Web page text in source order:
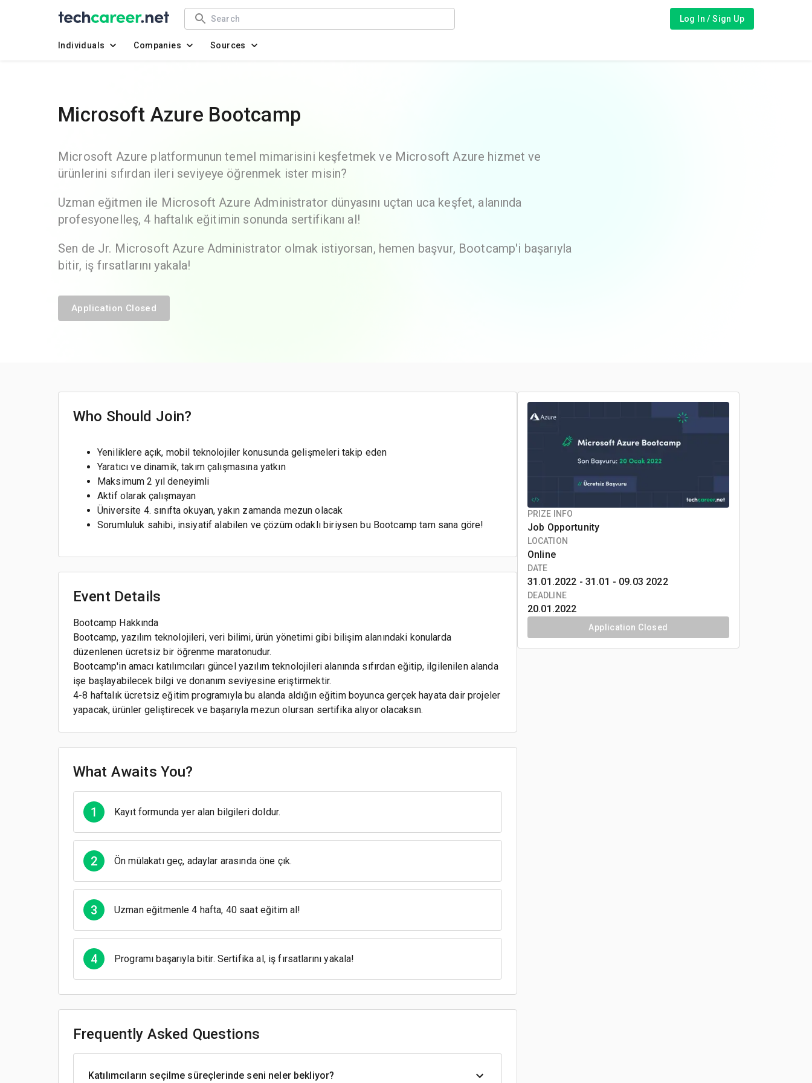
Log In / Sign Up
Individuals Companies Sources
Microsoft Azure Bootcamp
Microsoft Azure platformunun temel mimarisini keşfetmek ve Microsoft Azure hizmet ve
ürünlerini sıfırdan ileri seviyeye öğrenmek ister misin?
Uzman eğitmen ile Microsoft Azure Administrator dünyasını uçtan uca keşfet, alanında
profesyonelleş, 4 haftalık eğitimin sonunda sertifikanı al!
Sen de Jr. Microsoft Azure Administrator olmak istiyorsan, hemen başvur, Bootcamp'i başarıyla
bitir, iş fırsatlarını yakala!
Application Closed
Who Should Join?
Yeniliklere açık, mobil teknolojiler konusunda gelişmeleri takip eden
Yaratıcı ve dinamik, takım çalışmasına yatkın
Maksimum 2 yıl deneyimli
Aktif olarak çalışmayan
Üniversite 4. sınıfta okuyan, yakın zamanda mezun olacak
Sorumluluk sahibi, insiyatif alabilen ve çözüm odaklı biriysen bu Bootcamp tam sana göre!
Event Details
Bootcamp Hakkında
Bootcamp, yazılım teknolojileri, veri bilimi, ürün yönetimi gibi bilişim alanındaki konularda
düzenlenen ücretsiz bir öğrenme maratonudur.
Bootcamp'in amacı katılımcıları güncel yazılım teknolojileri alanında sıfırdan eğitip, ilgilenilen alanda
işe başlayabilecek bilgi ve donanım seviyesine eriştirmektir.
4-8 haftalık ücretsiz eğitim programıyla bu alanda aldığın eğitim boyunca gerçek hayata dair projeler
yapacak, ürünler geliştirecek ve başarıyla mezun olursan sertifika alıyor olacaksın.
What Awaits You?
1 Kayıt formunda yer alan bilgileri doldur.
2 Ön mülakatı geç, adaylar arasında öne çık.
3 Uzman eğitmenle 4 hafta, 40 saat eğitim al!
4 Programı başarıyla bitir. Sertifika al, iş fırsatlarını yakala!
Frequently Asked Questions
Katılımcıların seçilme süreçlerinde seni neler bekliyor?
PRIZE INFO
Job Opportunity
LOCATION
Online
DATE
31.01.2022 - 31.01 - 09.03 2022
DEADLINE
20.01.2022
Application Closed